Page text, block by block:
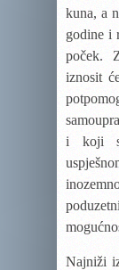
kuna, a
godine i
poček.
iznosit
i koji
Najniži